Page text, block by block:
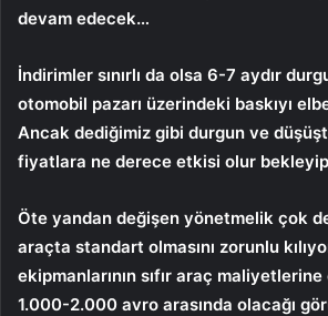
devam edecek…
İndirimler sınırlı da olsa 6-7 aydır
otomobil pazarı üzerindeki baskıyı
Ancak dediğimiz gibi durgun ve
fiyatlara ne derece etkisi olur
Öte yandan değişen yönetmelik çok
araçta standart olmasını zorunlu
ekipmanlarının sıfır araç
1.000-2.000 avro arasında olacağı